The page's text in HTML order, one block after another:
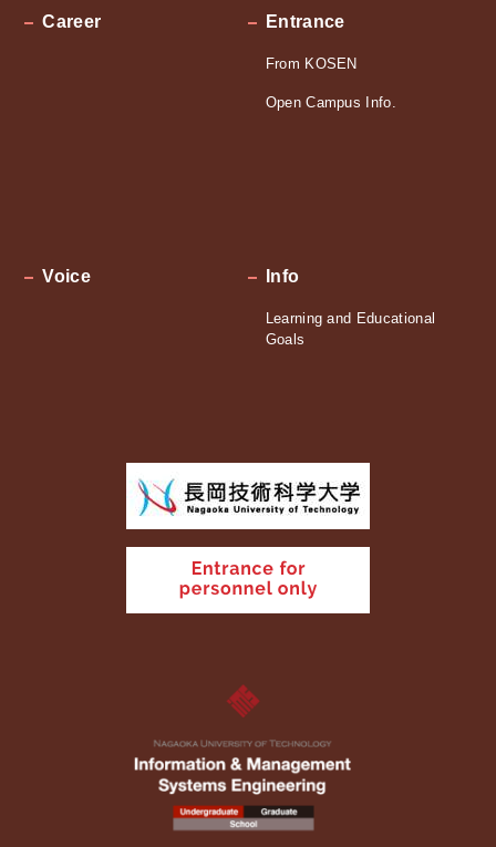
Career Entrance
From KOSEN
Open Campus Info.
Voice Info
Learning and Educational
Goals